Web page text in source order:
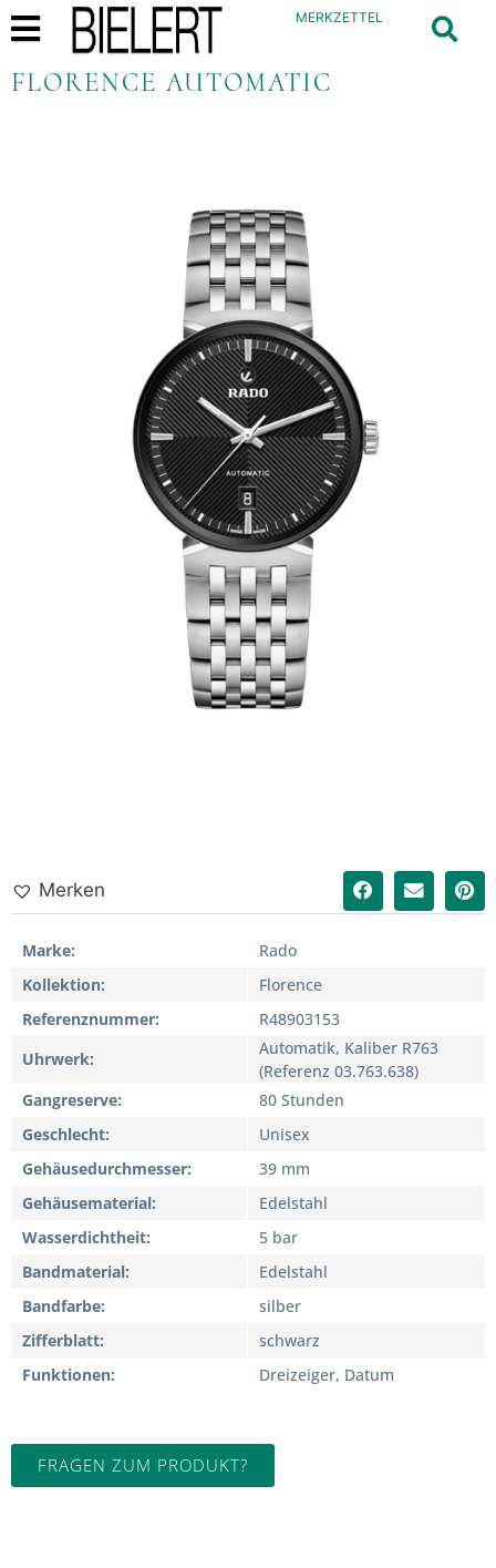
MERKZETTEL
FLORENCE AUTOMATIC
Merken
Marke
Rado
Kollektion
Florence
Referenznummer
R48903153
Uhrwerk
Automatik, Kaliber R763
(Referenz 03.763.638)
Gangreserve
80 Stunden
Geschlecht
Unisex
Gehäusedurchmesser
39 mm
Gehäusematerial
Edelstahl
Wasserdichtheit
5 bar
Bandmaterial
Edelstahl
Bandfarbe
silber
Zifferblatt
schwarz
Funktionen
Dreizeiger, Datum
FRAGEN ZUM PRODUKT?